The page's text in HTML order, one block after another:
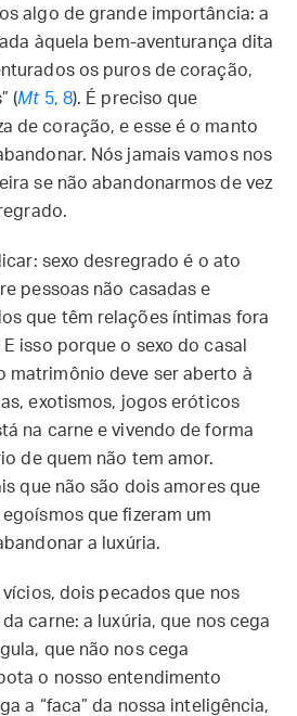
algo de grande importância: a
àquela bem-aventurança dita
os puros de coração,
(Mt5, 8). É preciso que
de coração, e esse é o manto
Nós jamais vamos nos
se não abandonarmos de vez
sexo desregrado é o ato
pessoas não casadas e
que têm relações íntimas fora
isso porque o sexo do casal
matrimônio deve ser aberto à
exotismos, jogos eróticos
na carne e vivendo de forma
de quem não tem amor.
que não são dois amores que
que fizeram um
a luxúria.
dois pecados que nos
carne: a luxúria, que nos cega
que não nos cega
o nosso entendimento
a “faca” da nossa inteligência,